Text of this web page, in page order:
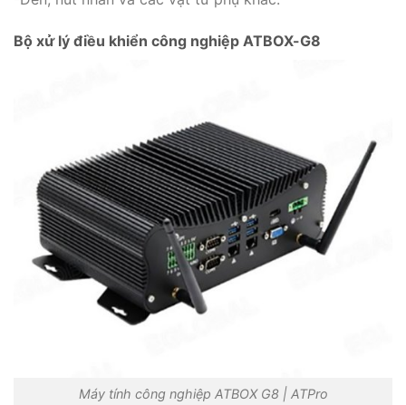
Bộ xử lý điều khiển công nghiệp ATBOX-G8
Máy tính công nghiệp ATBOX G8 | ATPro